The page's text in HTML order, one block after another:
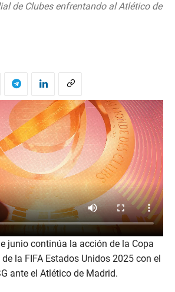
de Clubes enfrentando al Atlético de
junio continúa la acción de la Copa
la FIFA Estados Unidos 2025 con el
ante el Atlético de Madrid.